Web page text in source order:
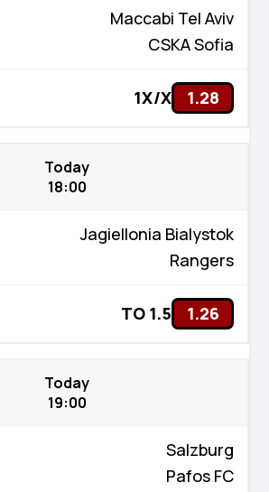
Maccabi Tel Aviv
CSKA Sofia
1X/X 1.28
Today
18:00
Jagiellonia Bialystok
Rangers
TO 1.5 1.26
Today
19:00
Salzburg
Pafos FC